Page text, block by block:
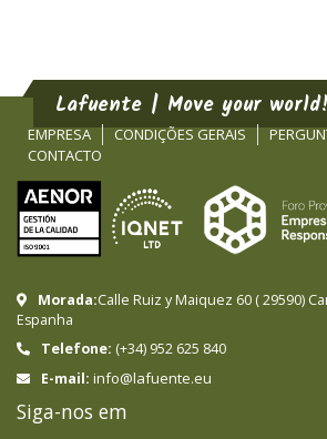
Lafuente | Move your
EMPRESA CONDIÇÕES GERAIS
CONTACTO
Morada:Calle Ruiz y Maiquez 60 (29590)
Espanha
Telefone: (+34) 952 625 840
E-mail: info@lafuente.eu
Siga-nos em